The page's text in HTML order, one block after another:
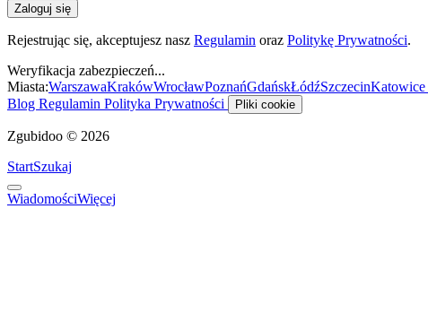
Zaloguj się
Rejestrując się, akceptujesz nasz Regulamin oraz Politykę Prywatności.
Weryfikacja zabezpieczeń...
Miasta:WarszawaKrakówWrocławPoznańGdańskŁódźSzczecinKatowice
Blog Regulamin Polityka Prywatności Pliki cookie
Zgubidoo © 2026
StartSzukaj
WiadomościWięcej